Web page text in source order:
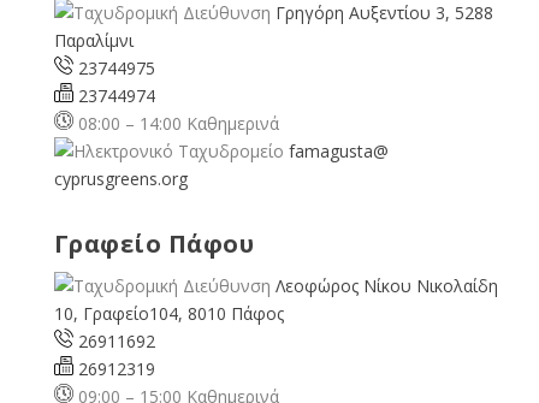
Γρηγόρη Αυξεντίου 3, 5288
Παραλίμνι
23744975
23744974
08:00 – 14:00 Καθημερινά
famagusta@
cyprusgreens.org
Γραφείο Πάφου
Λεοφώρος Νίκου Νικολαίδη
10, Γραφείο104, 8010 Πάφος
26911692
26912319
09:00 – 15:00 Καθημερινά